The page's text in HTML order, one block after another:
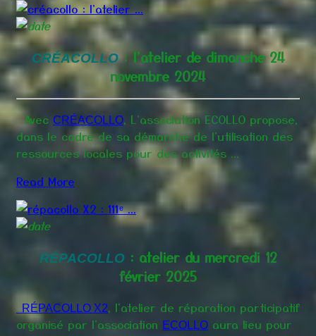
CRÉACOLLO: l'atelier de dimanche 24
novembre 2024
Avec CRÉACOLLO, L'association ECOLLO propose,
dans le cadre de sa démarche de l'utilisation des
ressources locales pour des activités ...
Read More
RÉPACOLLO : atelier du mercredi 12
février 2025
RÉPACOLLO X2, l'atelier de réparation participatif
organisé par l'association ECOLLO aura lieu pour